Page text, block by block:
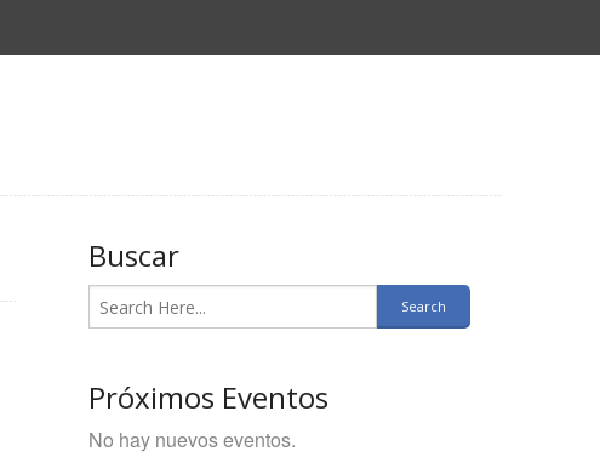
Buscar
Próximos Eventos
No hay nuevos eventos.